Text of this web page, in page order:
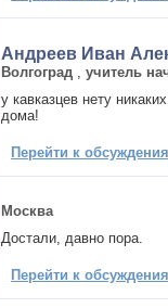
Андреев Иван
Волгоград ,учитель
у кавказцев нету
дома!
Перейти к
Москва
Достали, давно пора.
Перейти к